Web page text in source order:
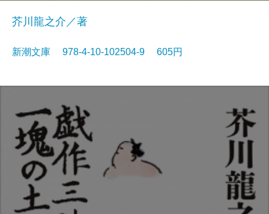
芥川龍之介／著
新潮文庫 978-4-10-102504-9 605円